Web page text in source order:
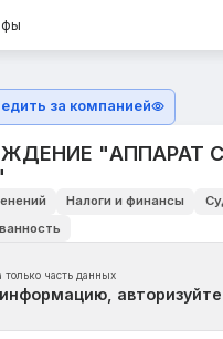
за компанией
"АППАРАТ
Налоги и финансы
только часть данных